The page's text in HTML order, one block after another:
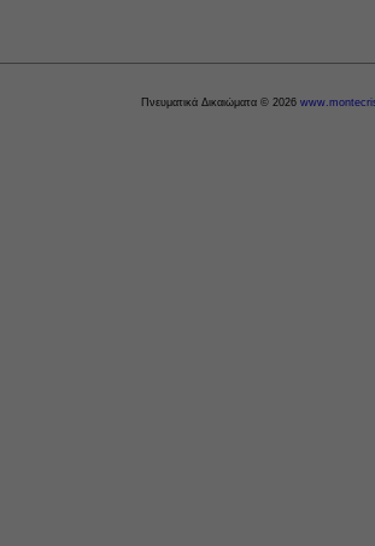
Πνευματικά Δικαιώματα © 2026